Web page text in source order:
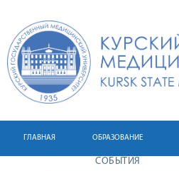
ГЛАВНАЯ ОБРАЗОВАНИЕ
СОБЫТИЯ